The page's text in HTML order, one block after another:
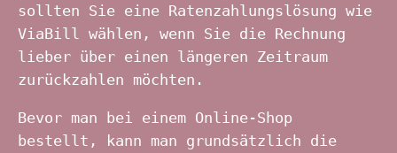
sollten Sie eine Ratenzahlungslösung wie
ViaBill wählen, wenn Sie die Rechnung
lieber über einen längeren Zeitraum
zurückzahlen möchten.
Bevor man bei einem Online-Shop
bestellt, kann man grundsätzlich die